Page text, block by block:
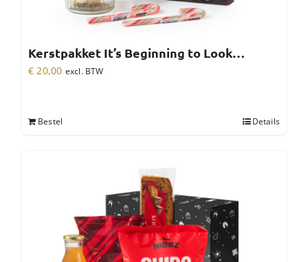
Kerstpakket It’s Beginning to Look…
€ 20,00 excl. BTW
Bestel Details